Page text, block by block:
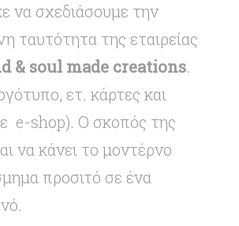
να σχεδιάσουμε την
ταυτότητα της εταιρείας
& soul made creations.
ετ. κάρτες και
e-shop). Ο σκοπός της
να κάνει το μοντέρνο
προσιτό σε ένα